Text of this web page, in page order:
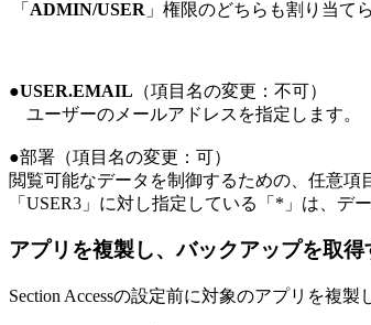
「 ADMIN/USER 」権限のどちらも割り当て
●USER.EMAIL （項目名の変更： 不可）
ユーザーのメールアドレスを指定します。
●部署（項目名の変更：可）
閲覧可能なデータを制御するための、任意項
「USER3」に対し指定している「*」は、デ
アプリを複製し、バックアップを取得
Section Accessの設定前に対象のアプリを複製